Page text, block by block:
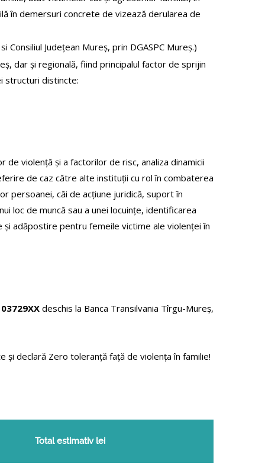
în demersuri concrete de vizează derularea de
Județean Mureș, prin DGASPC Mureș.)
dar şi regională, fiind principalul factor de sprijin
structuri distincte:
violenţă şi a factorilor de risc, analiza dinamicii
de caz către alte instituţii cu rol în combaterea
persoanei, căi de acţiune juridică, suport în
loc de muncă sau a unei locuinţe, identificarea
adăpostire pentru femeile victime ale violenţei în
deschis la Banca Transilvania Tîrgu-Mureș,
declară Zero toleranță față de violența în familie!
Total estimativ lei